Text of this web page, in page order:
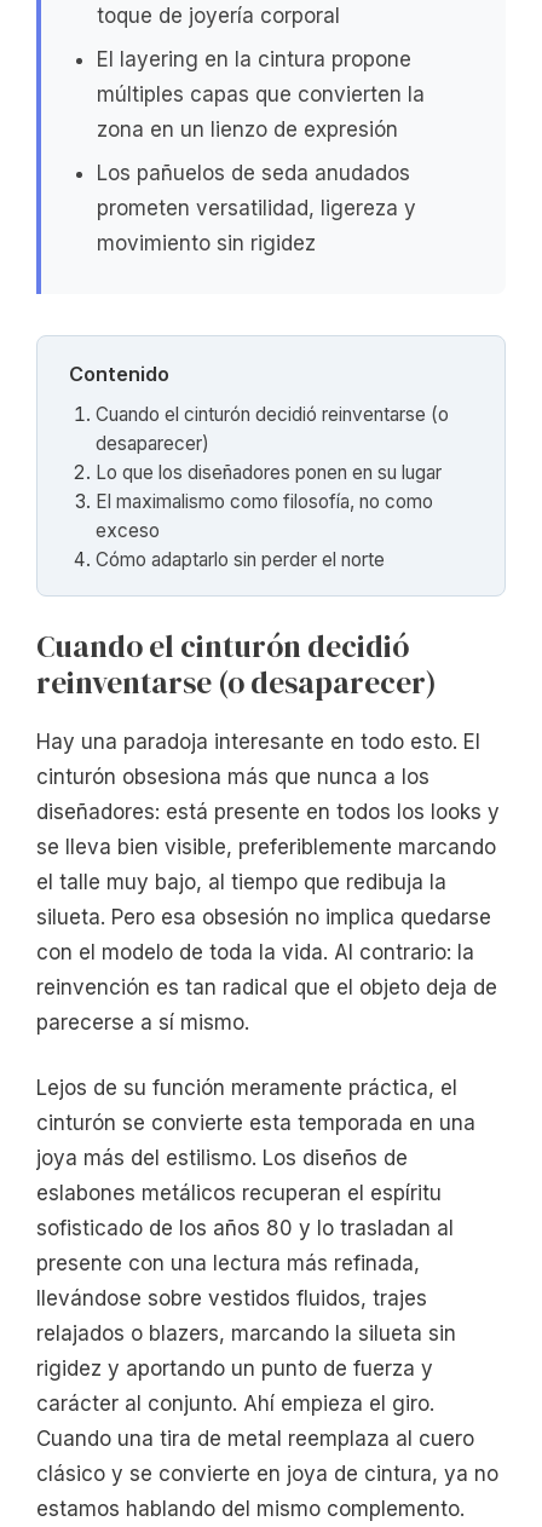
toque de joyería corporal
El layering en la cintura propone
múltiples capas que convierten la
zona en un lienzo de expresión
Los pañuelos de seda anudados
prometen versatilidad, ligereza y
movimiento sin rigidez
Contenido
Cuando el cinturón decidió reinventarse (o
desaparecer)
Lo que los diseñadores ponen en su lugar
El maximalismo como filosofía, no como
exceso
Cómo adaptarlo sin perder el norte
Cuando el cinturón decidió
reinventarse (o desaparecer)
Hay una paradoja interesante en todo esto. El
cinturón obsesiona más que nunca a los
diseñadores: está presente en todos los looks y
se lleva bien visible, preferiblemente marcando
el talle muy bajo, al tiempo que redibuja la
silueta. Pero esa obsesión no implica quedarse
con el modelo de toda la vida. Al contrario: la
reinvención es tan radical que el objeto deja de
parecerse a sí mismo.
Lejos de su función meramente práctica, el
cinturón se convierte esta temporada en una
joya más del estilismo. Los diseños de
eslabones metálicos recuperan el espíritu
sofisticado de los años 80 y lo trasladan al
presente con una lectura más refinada,
llevándose sobre vestidos fluidos, trajes
relajados o blazers, marcando la silueta sin
rigidez y aportando un punto de fuerza y
carácter al conjunto. Ahí empieza el giro.
Cuando una tira de metal reemplaza al cuero
clásico y se convierte en joya de cintura, ya no
estamos hablando del mismo complemento.